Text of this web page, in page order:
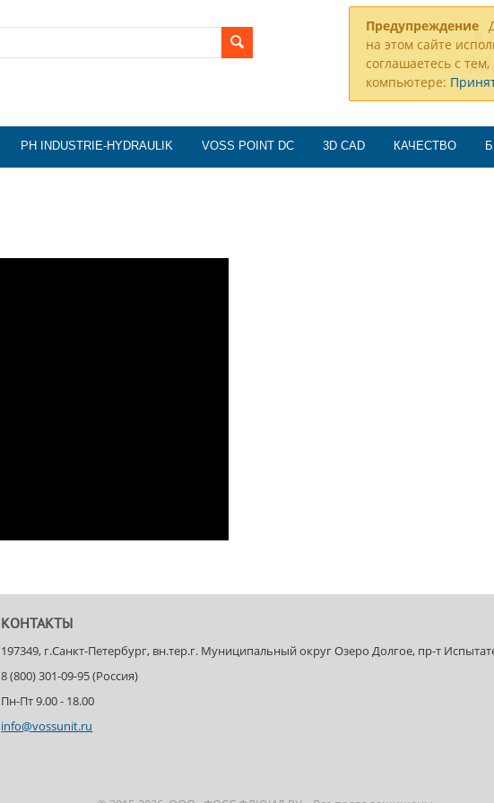
Предупреждение
на этом сайте
соглашаетесь с
компьютере:
8
PH INDUSTRIE-HYDRAULIK VOSS POINT DC 3D CAD КАЧЕСТВО
КОНТАКТЫ
197349, г.Санкт-Петербург, вн.тер.г. Муниципальный округ Озеро Долгое, пр-т
8 (800) 301-09-95 (Россия)
Пн-Пт 9.00 - 18.00
info@vossunit.ru